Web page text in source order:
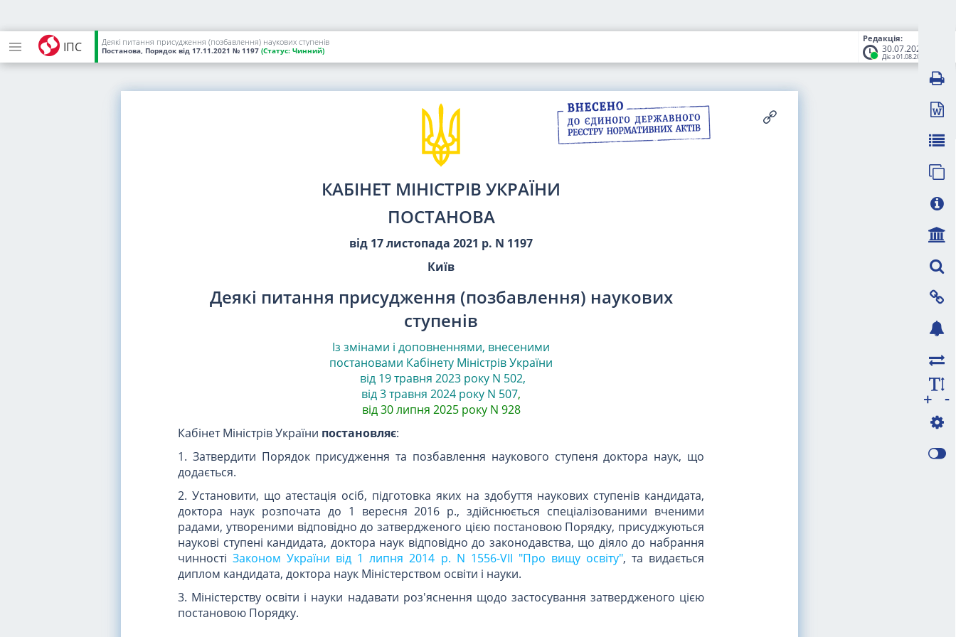
ІПС
Редакція:
30.07.2025
Діє з 01.08.2025
Деякі питання присудження (позбавлення) наукових ступенів
Постанова, Порядок від 17.11.2021 № 1197 (Статус: Чинний)
КАБІНЕТ МІНІСТРІВ УКРАЇНИ
ПОСТАНОВА
від 17 листопада 2021 р. N 1197
Київ
Деякі питання присудження (позбавлення) наукових
ступенів
Із змінами і доповненнями, внесеними
постановами Кабінету Міністрів України
від 19 травня 2023 року N 502,
від 3 травня 2024 року N 507,
від 30 липня 2025 року N 928
Кабінет Міністрів України постановляє:
1. Затвердити Порядок присудження та позбавлення наукового ступеня доктора наук, що
додається.
2. Установити, що атестація осіб, підготовка яких на здобуття наукових ступенів кандидата,
доктора наук розпочата до 1 вересня 2016 р., здійснюється спеціалізованими вченими
радами, утвореними відповідно до затвердженого цією постановою Порядку, присуджуються
наукові ступені кандидата, доктора наук відповідно до законодавства, що діяло до набрання
чинностіЗаконом України від 1 липня 2014 р. N 1556-VII "Про вищу освіту", та видається
диплом кандидата, доктора наук Міністерством освіти і науки.
3. Міністерству освіти і науки надавати роз'яснення щодо застосування затвердженого цією
постановою Порядку.
-
+